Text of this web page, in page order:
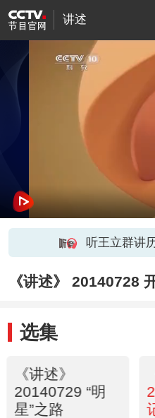
讲述
听王立群讲
《讲述》 20140728
选集
《讲述》
20140729 “明
星”之路